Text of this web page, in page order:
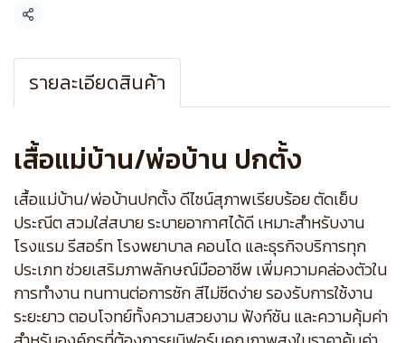
แชร์
รายละเอียดสินค้า
เสื้อแม่บ้าน/พ่อบ้าน ปกตั้ง
เสื้อแม่บ้าน/พ่อบ้านปกตั้ง ดีไซน์สุภาพเรียบร้อย ตัดเย็บ
ประณีต สวมใส่สบาย ระบายอากาศได้ดี เหมาะสำหรับงาน
โรงแรม รีสอร์ท โรงพยาบาล คอนโด และธุรกิจบริการทุก
ประเภท ช่วยเสริมภาพลักษณ์มืออาชีพ เพิ่มความคล่องตัวใน
การทำงาน ทนทานต่อการซัก สีไม่ซีดง่าย รองรับการใช้งาน
ระยะยาว ตอบโจทย์ทั้งความสวยงาม ฟังก์ชัน และความคุ้มค่า